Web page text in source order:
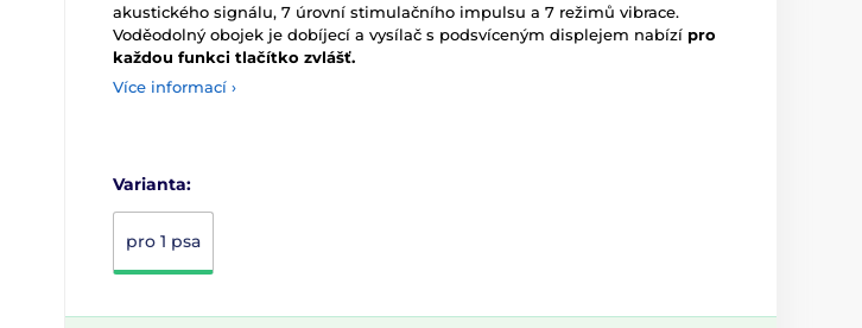
akustického signálu, 7 úrovní stimulačního impulsu a 7 režimů vibrace.
Voděodolný obojek je dobíjecí a vysílač s podsvíceným displejem nabízí pro
každou funkci tlačítko zvlášť.
Více informací ›
Varianta:
pro 1 psa